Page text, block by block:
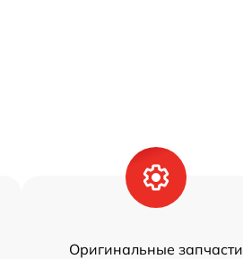
Оригинальные запчасти